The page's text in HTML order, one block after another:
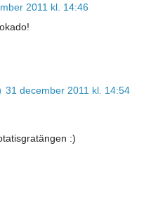
2011 kl. 14:46
31 december 2011 kl. 14:54
:)